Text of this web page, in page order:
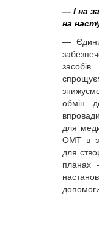
— І на
на
—
обмін
для
ОМТ в
для
планах